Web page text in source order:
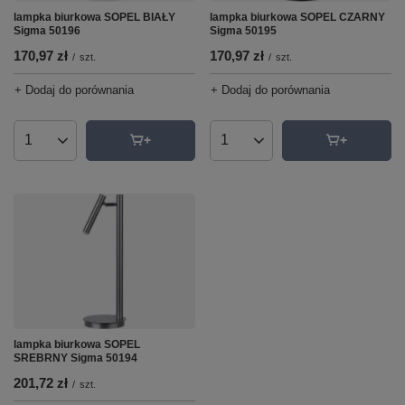
lampka biurkowa SOPEL BIAŁY
Sigma 50196
170,97 zł / szt.
+ Dodaj do porównania
Ilość produktów
lampka biurkowa SOPEL CZARNY
Sigma 50195
170,97 zł / szt.
+ Dodaj do porównania
Ilość produktów
lampka biurkowa SOPEL
SREBRNY Sigma 50194
201,72 zł / szt.